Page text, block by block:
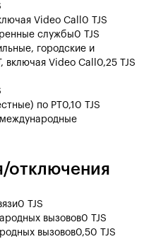
Video Call 0 TJS
службы0 TJS
городские и
включая Video Call 0,25 TJS
по РТ 0,10 TJS
отключения
0 TJS
вызовов0 TJS
вызовов0,50 TJS